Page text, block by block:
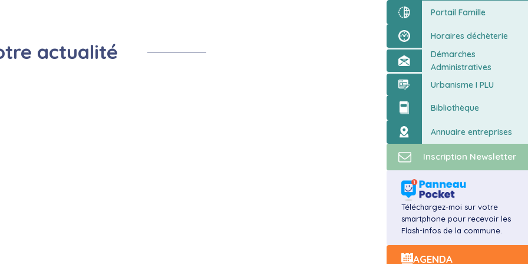
Portail Famille
Horaires déchèterie
Démarches
Administratives
Urbanisme I PLU
Bibliothèque
Annuaire entreprises
Inscription Newsletter
Téléchargez-moi sur votre
smartphone pour recevoir les
Flash-infos de la commune.
AGENDA
actualité